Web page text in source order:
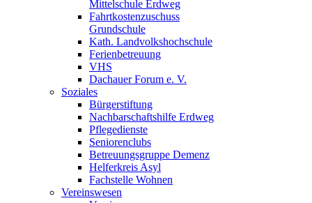
Mittelschule Erdweg
Fahrtkostenzuschuss
Grundschule
Kath. Landvolkshochschule
Ferienbetreuung
VHS
Dachauer Forum e. V.
Soziales
Bürgerstiftung
Nachbarschaftshilfe Erdweg
Pflegedienste
Seniorenclubs
Betreuungsgruppe Demenz
Helferkreis Asyl
Fachstelle Wohnen
Vereinswesen